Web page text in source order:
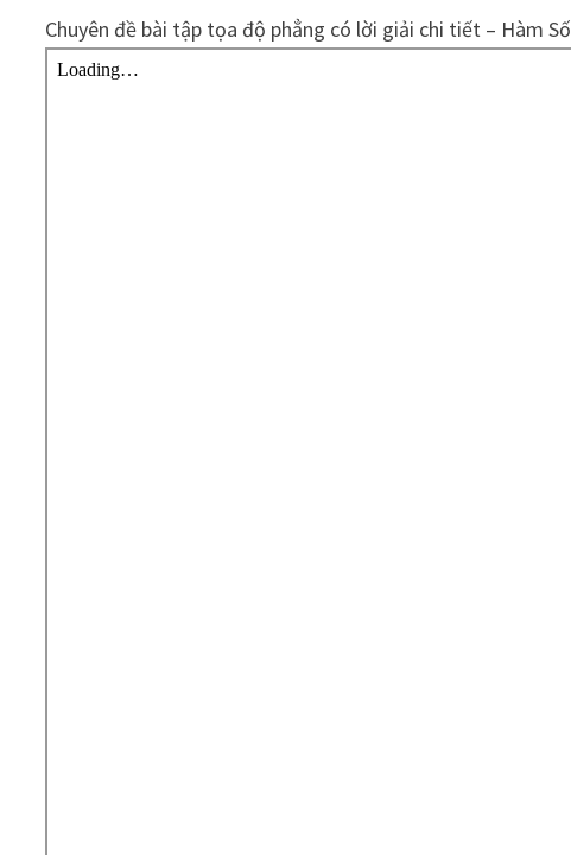
Chuyên đề bài tập tọa độ phẳng có lời giải chi tiết – Hàm Số